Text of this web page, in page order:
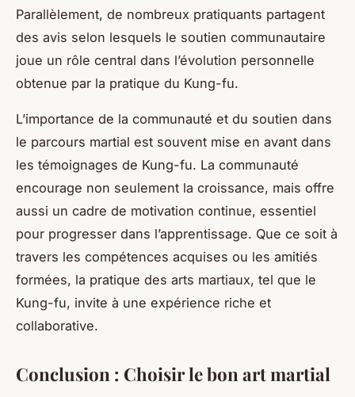
Parallèlement, de nombreux pratiquants partagent
des avis selon lesquels le soutien communautaire
joue un rôle central dans l’évolution personnelle
obtenue par la pratique du Kung-fu.
L’importance de la communauté et du soutien dans
le parcours martial est souvent mise en avant dans
les témoignages de Kung-fu. La communauté
encourage non seulement la croissance, mais offre
aussi un cadre de motivation continue, essentiel
pour progresser dans l’apprentissage. Que ce soit à
travers les compétences acquises ou les amitiés
formées, la pratique des arts martiaux, tel que le
Kung-fu, invite à une expérience riche et
collaborative.
Conclusion : Choisir le bon art martial